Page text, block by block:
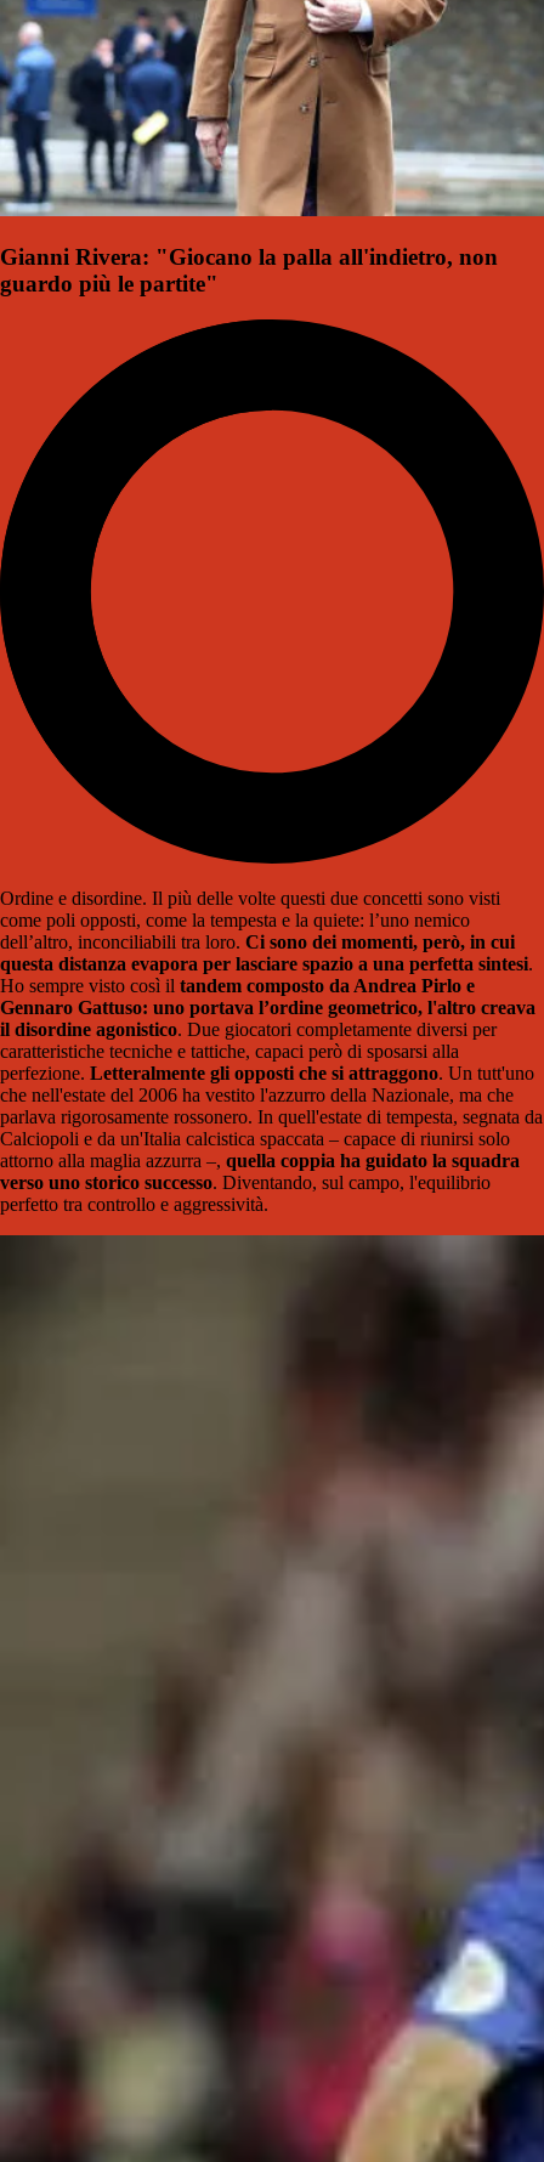
Gianni Rivera: "Giocano la palla all'indietro, non
guardo più le partite"
Ordine e disordine. Il più delle volte questi due concetti sono visti
come poli opposti, come la tempesta e la quiete: l’uno nemico
dell’altro, inconciliabili tra loro. Ci sono dei momenti, però, in cui
questa distanza evapora per lasciare spazio a una perfetta sintesi.
Ho sempre visto così il tandem composto da Andrea Pirlo e
Gennaro Gattuso: uno portava l’ordine geometrico, l'altro creava
il disordine agonistico. Due giocatori completamente diversi per
caratteristiche tecniche e tattiche, capaci però di sposarsi alla
perfezione. Letteralmente gli opposti che si attraggono. Un tutt'uno
che nell'estate del 2006 ha vestito l'azzurro della Nazionale, ma che
parlava rigorosamente rossonero. In quell'estate di tempesta, segnata da
Calciopoli e da un'Italia calcistica spaccata – capace di riunirsi solo
attorno alla maglia azzurra –, quella coppia ha guidato la squadra
verso uno storico successo. Diventando, sul campo, l'equilibrio
perfetto tra controllo e aggressività.